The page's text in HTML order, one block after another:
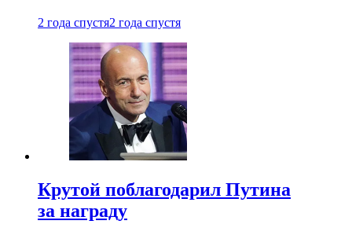
2 года спустя2 года спустя
Крутой поблагодарил Путина
за награду